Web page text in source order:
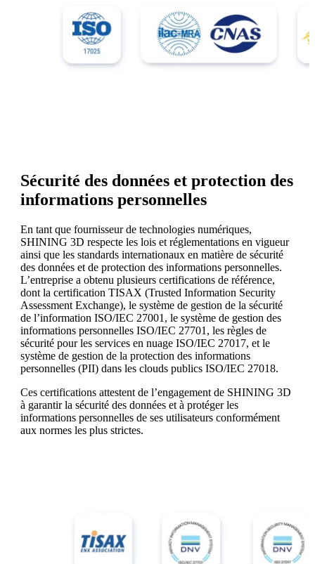
Sécurité des données et protection des
informations personnelles
En tant que fournisseur de technologies numériques,
SHINING 3D respecte les lois et réglementations en vigueur
ainsi que les standards internationaux en matière de sécurité
des données et de protection des informations personnelles.
L’entreprise a obtenu plusieurs certifications de référence,
dont la certification TISAX (Trusted Information Security
Assessment Exchange), le système de gestion de la sécurité
de l’information ISO/IEC 27001, le système de gestion des
informations personnelles ISO/IEC 27701, les règles de
sécurité pour les services en nuage ISO/IEC 27017, et le
système de gestion de la protection des informations
personnelles (PII) dans les clouds publics ISO/IEC 27018.
Ces certifications attestent de l’engagement de SHINING 3D
à garantir la sécurité des données et à protéger les
informations personnelles de ses utilisateurs conformément
aux normes les plus strictes.